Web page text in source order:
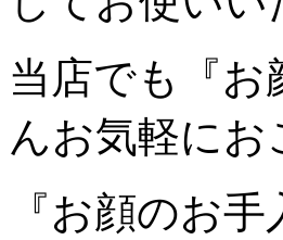
当店でも『
んお気軽に
『お顔のお